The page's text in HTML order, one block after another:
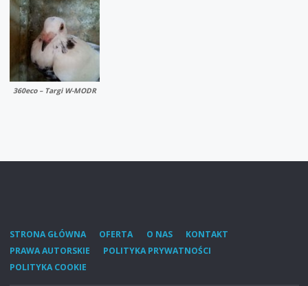
360eco – Targi W-MODR
STRONA GŁÓWNA OFERTA O NAS
KONTAKT
PRAWA AUTORSKIE
POLITYKA PRYWATNOŚCI
POLITYKA COOKIE